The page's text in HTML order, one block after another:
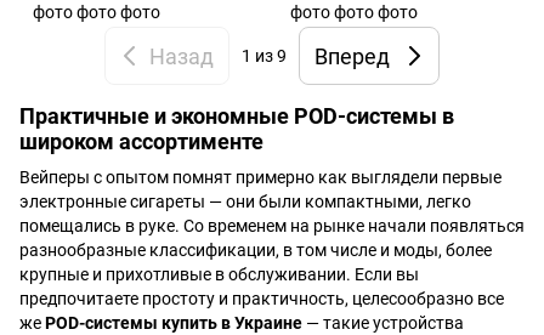
Назад 1 из 9 Вперед
Практичные и экономные POD-системы в
широком ассортименте
Вейперы с опытом помнят примерно как выглядели первые
электронные сигареты — они были компактными, легко
помещались в руке. Со временем на рынке начали появляться
разнообразные классификации, в том числе и моды, более
крупные и прихотливые в обслуживании. Если вы
предпочитаете простоту и практичность, целесообразно все
жеPOD-системы купить в Украине — такие устройства